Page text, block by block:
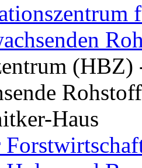
(HBZ)
Haus